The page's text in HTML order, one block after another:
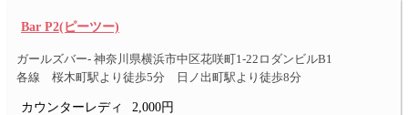
Bar P2(ピーツー)
ガールズバー- 神奈川県横浜市中区花咲町1-22ロダンビルB1
各線 桜木町駅より徒歩5分 日ノ出町駅より徒歩8分
カウンターレディ 2,000円